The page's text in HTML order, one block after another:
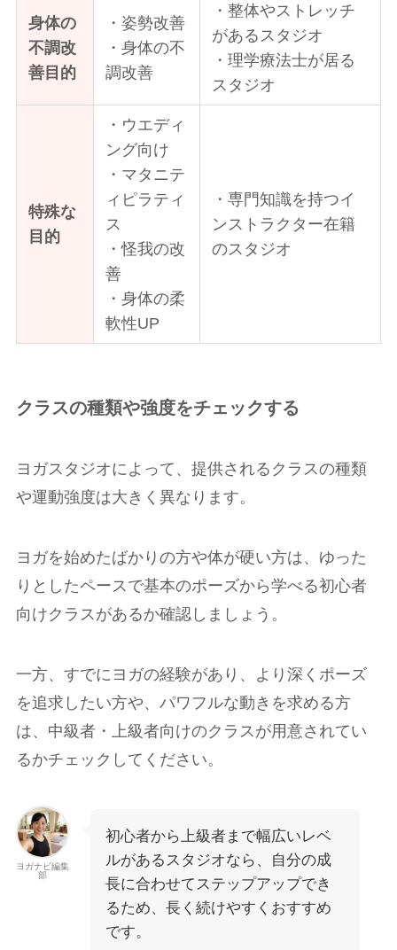
身体の
不調改
善目的
・姿勢改善
・身体の不
調改善
・整体やストレッチ
があるスタジオ
・理学療法士が居る
スタジオ
特殊な
目的
・ウエディ
ング向け
・マタニテ
ィピラティ
ス
・怪我の改
善
・身体の柔
軟性UP
・専門知識を持つイ
ンストラクター在籍
のスタジオ
クラスの種類や強度をチェックする
ヨガスタジオによって、提供されるクラスの種類
や運動強度は大きく異なります。
ヨガを始めたばかりの方や体が硬い方は、ゆった
りとしたペースで基本のポーズから学べる初心者
向けクラスがあるか確認しましょう。
一方、すでにヨガの経験があり、より深くポーズ
を追求したい方や、パワフルな動きを求める方
は、中級者・上級者向けのクラスが用意されてい
るかチェックしてください。
ヨガナビ編集
部
初心者から上級者まで幅広いレベ
ルがあるスタジオなら、自分の成
長に合わせてステップアップでき
るため、長く続けやすくおすすめ
です。